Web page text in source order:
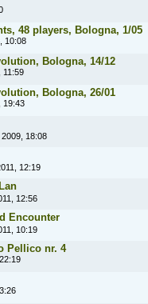
48 players, Bologna, 1/05
10:08
Bologna, 14/12
11:59
Bologna, 26/01
19:43
18:08
12:19
12:56
Encounter
10:19
Pellico nr. 4